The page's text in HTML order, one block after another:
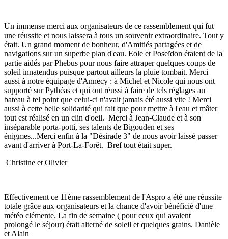
Un immense merci aux organisateurs de ce rassemblement qui fut
une réussite et nous laissera à tous un souvenir extraordinaire. Tout y
était. Un grand moment de bonheur, d'Amitiés partagées et de
navigations sur un superbe plan d'eau. Eole et Poseïdon étaient de la
partie aidés par Phebus pour nous faire attraper quelques coups de
soleil innatendus puisque partout ailleurs la pluie tombait. Merci
aussi à notre équipage d'Annecy : à Michel et Nicole qui nous ont
supporté sur Pythéas et qui ont réussi à faire de tels réglages au
bateau à tel point que celui-ci n'avait jamais été aussi vite ! Merci
aussi à cette belle solidarité qui fait que pour mettre à l'eau et mâter
tout est réalisé en un clin d'oeil. Merci à Jean-Claude et à son
inséparable porta-potti, ses talents de Bigouden et ses
énigmes...Merci enfin à la "Désirade 3" de nous avoir laissé passer
avant d'arriver à Port-La-Forêt. Bref tout était super.
Christine et Olivier
Effectivement ce 11ème rassemblement de l'Aspro a été une réussite
totale grâce aux organisateurs et la chance d'avoir bénéficié d'une
météo clémente. La fin de semaine ( pour ceux qui avaient
prolongé le séjour) était alterné de soleil et quelques grains. Danièle
et Alain